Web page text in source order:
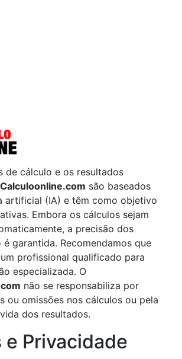
de cálculo e os resultados
Calculoonline.com são baseados
artificial (IA) e têm como objetivo
Embora os cálculos sejam
a precisão dos
é garantida. Recomendamos que
profissional qualificado para
especializada. O
não se responsabiliza por
ou omissões nos cálculos ou pela
dos resultados.
e Privacidade